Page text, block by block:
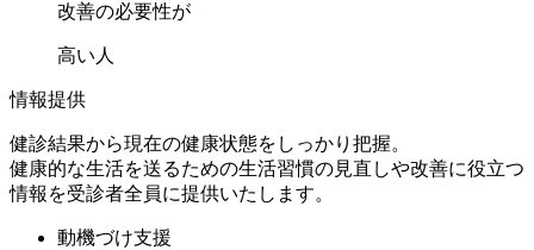
改善の必要性が
高い人
情報提供
健診結果から現在の健康状態をしっかり把握。
健康的な生活を送るための生活習慣の見直しや改善に役立つ
情報を受診者全員に提供いたします。
動機づけ支援